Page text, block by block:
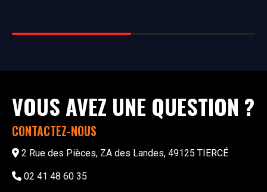
VOUS AVEZ UNE QUESTION ?
CONTACTEZ-NOUS
2 Rue des Pièces, ZA des Landes, 49125 TIERCÉ
02 41 48 60 35